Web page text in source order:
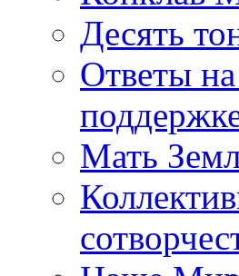
Десять
Ответы
Мать